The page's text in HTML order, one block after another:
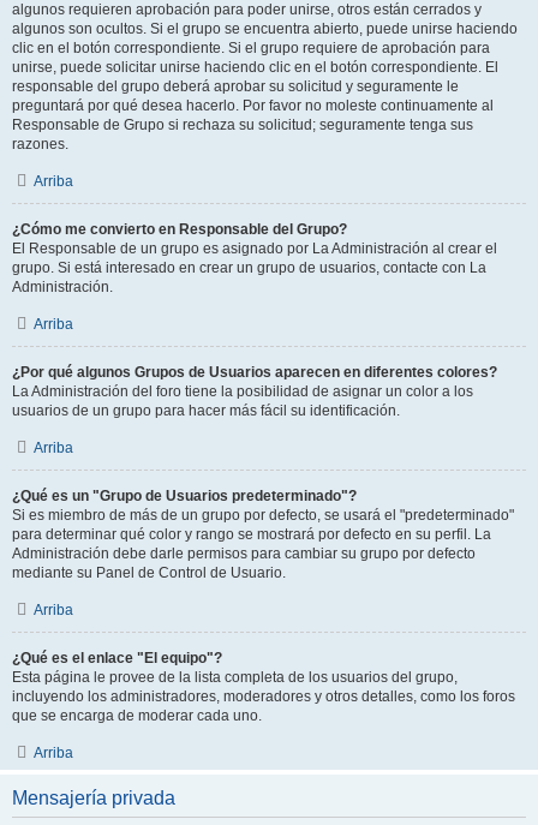
algunos requieren aprobación para poder unirse, otros están cerrados y
algunos son ocultos. Si el grupo se encuentra abierto, puede unirse haciendo
clic en el botón correspondiente. Si el grupo requiere de aprobación para
unirse, puede solicitar unirse haciendo clic en el botón correspondiente. El
responsable del grupo deberá aprobar su solicitud y seguramente le
preguntará por qué desea hacerlo. Por favor no moleste continuamente al
Responsable de Grupo si rechaza su solicitud; seguramente tenga sus
razones.
Arriba
¿Cómo me convierto en Responsable del Grupo?
El Responsable de un grupo es asignado por La Administración al crear el
grupo. Si está interesado en crear un grupo de usuarios, contacte con La
Administración.
Arriba
¿Por qué algunos Grupos de Usuarios aparecen en diferentes colores?
La Administración del foro tiene la posibilidad de asignar un color a los
usuarios de un grupo para hacer más fácil su identificación.
Arriba
¿Qué es un "Grupo de Usuarios predeterminado"?
Si es miembro de más de un grupo por defecto, se usará el "predeterminado"
para determinar qué color y rango se mostrará por defecto en su perfil. La
Administración debe darle permisos para cambiar su grupo por defecto
mediante su Panel de Control de Usuario.
Arriba
¿Qué es el enlace "El equipo"?
Esta página le provee de la lista completa de los usuarios del grupo,
incluyendo los administradores, moderadores y otros detalles, como los foros
que se encarga de moderar cada uno.
Arriba
Mensajería privada